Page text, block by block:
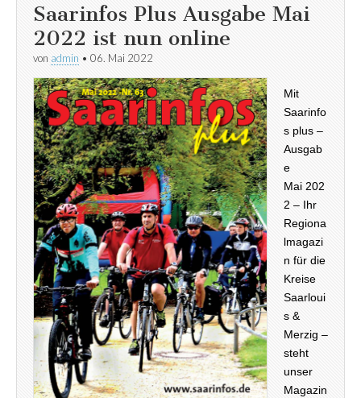
Saarinfos Plus Ausgabe Mai
2022 ist nun online
von admin • 06. Mai 2022
Mit
Saarinfo
s plus –
Ausgab
e
Mai 202
2 – Ihr
Regiona
lmagazi
n für die
Kreise
Saarloui
s &
Merzig –
steht
unser
Magazin